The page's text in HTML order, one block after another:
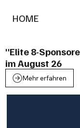
HOME
"Elite 8-
im August 26
Mehr erfahren